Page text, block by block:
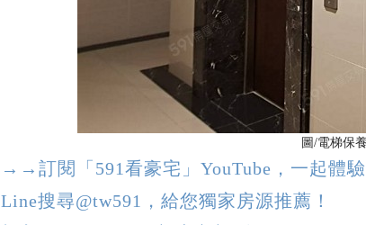
圖/電梯保
→→訂閱「591看豪宅」YouTube，一起體驗
Line搜尋@tw591，給您獨家房源推薦！